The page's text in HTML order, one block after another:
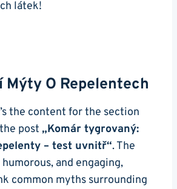
látek!
Mýty O Repelentech
the content for the section
post „Komár tygrovaný:
– test uvnitř“. The
and engaging,
common myths surrounding